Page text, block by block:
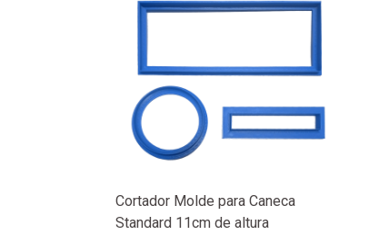
Cortador Molde para Caneca
Standard 11cm de altura